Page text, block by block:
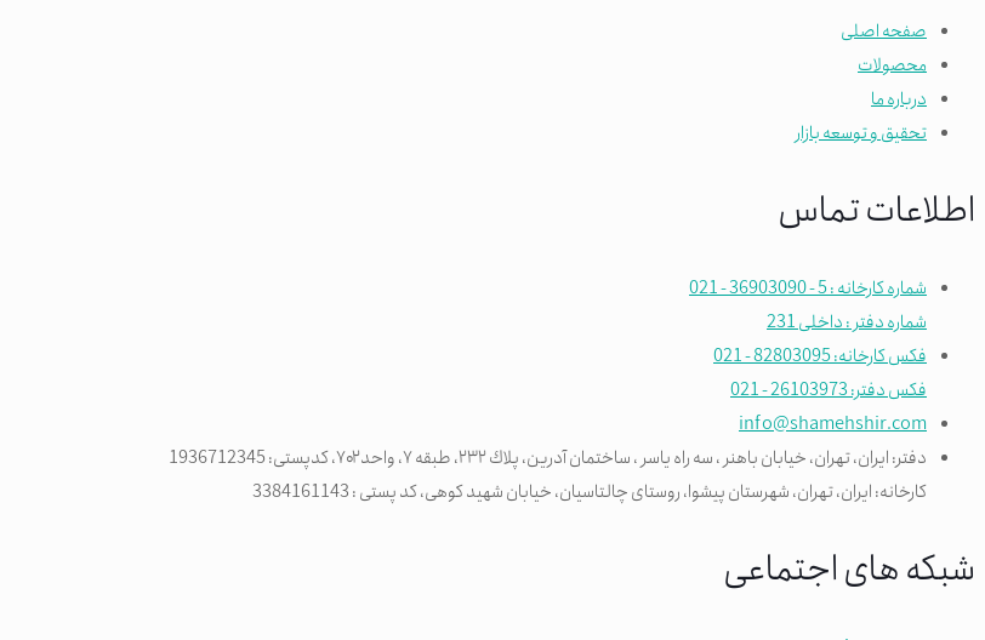
صفحه اصلی
محصولات
درباره ما
تحقیق و توسعه بازار
اطلاعات تماس
شماره کارخانه : 5 - 36903090 - 021
شماره دفتر : داخلی 231
فکس کارخانه: 82803095 - 021
فکس دفتر: 26103973 - 021
info@shamehshir.com
دفتر: ایران، تهران، خیابان باهنر ، سه راه ياسر ، ساختمان آدرین، پلاك ٢٣٢، طبقه ٧، واحد ۷۰۲، کدپستی: 1936712345
کارخانه: ایران، تهران، شهرستان پیشوا، روستای چالتاسیان، خیابان شهید کوهی، کد پستی : 3384161143
شبکه های اجتماعی